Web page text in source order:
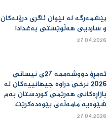
پێشمەرگە لە نێوان ئاگری درۆنەکان
و ساردیی هەڵوێستی بەغدادا
27.04.2026
ئەمڕۆ دووشەممە 27ی نیسانی
2026 نرخی دراوە جیهانییەكان لە
بازاڕەكانی هەرێمی كوردستان بەم
شێوەیە مامەڵەی پێوەدەكرێت
27.04.2026